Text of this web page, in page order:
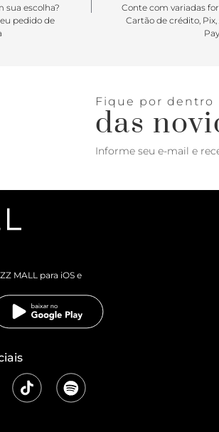
sua escolha?
pedido de
Conte com variadas
Cartão de crédito,
Fique por dentro
das
Informe seu e-mail e
MALL para iOS e